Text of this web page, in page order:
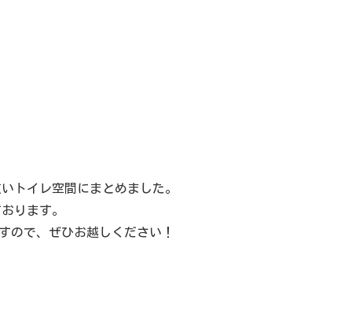
トイレ空間にまとめました。
ります。
ので、ぜひお越しください！